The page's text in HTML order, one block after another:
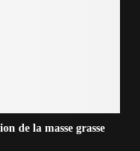
de la masse grasse